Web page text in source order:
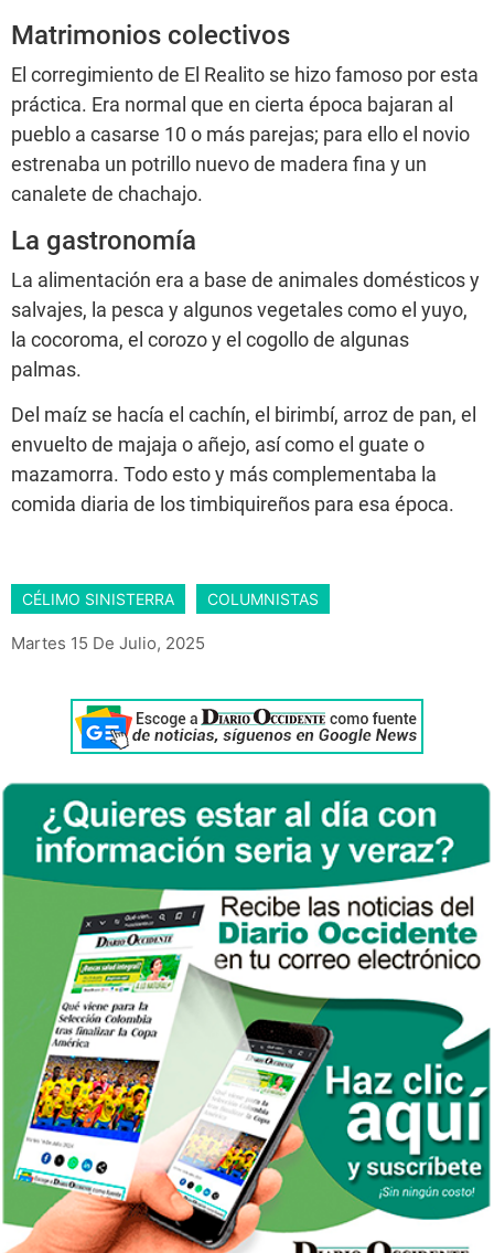
Matrimonios colectivos
El corregimiento de El Realito se hizo famoso por esta
práctica. Era normal que en cierta época bajaran al
pueblo a casarse 10 o más parejas; para ello el novio
estrenaba un potrillo nuevo de madera fina y un
canalete de chachajo.
La gastronomía
La alimentación era a base de animales domésticos y
salvajes, la pesca y algunos vegetales como el yuyo,
la cocoroma, el corozo y el cogollo de algunas
palmas.
Del maíz se hacía el cachín, el birimbí, arroz de pan, el
envuelto de majaja o añejo, así como el guate o
mazamorra. Todo esto y más complementaba la
comida diaria de los timbiquireños para esa época.
CÉLIMO SINISTERRA COLUMNISTAS
Martes 15 De Julio, 2025